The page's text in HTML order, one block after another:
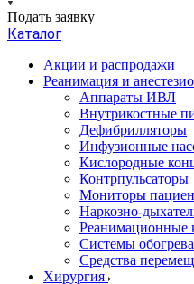
Подать заявку
Каталог
Акции и распродажи
Реанимация и
Аппараты ИВЛ
Внутрикостные
Дефибрилляторы
Инфузионные
Кислородные
Контрпульсаторы
Мониторы
Наркозно-
Реанимационные
Системы
Средства
Хирургия